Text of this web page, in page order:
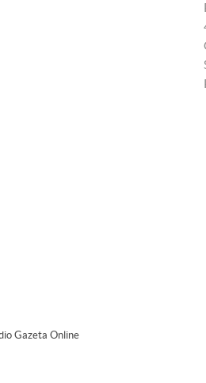
Gazeta Online